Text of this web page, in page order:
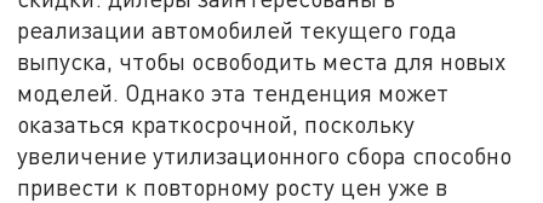
реализации автомобилей текущего года
выпуска, чтобы освободить места для новых
моделей. Однако эта тенденция может
оказаться краткосрочной, поскольку
увеличение утилизационного сбора способно
привести к повторному росту цен уже в